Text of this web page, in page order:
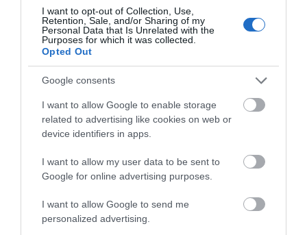
I want to opt-out of Collection, Use,
Retention, Sale, and/or Sharing of my
Personal Data that Is Unrelated with the
Purposes for which it was collected.
Opted Out
Google consents
I want to allow Google to enable storage
related to advertising like cookies on web or
device identifiers in apps.
I want to allow my user data to be sent to
Google for online advertising purposes.
I want to allow Google to send me
personalized advertising.
Meeting ID: 971 4429 5699
Password: 523998
Facebook
Twitter
LinkedIn
Το Πανεπιστήμιο